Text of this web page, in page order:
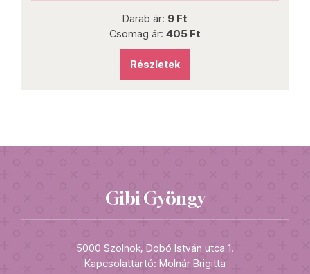
Darab ár: 9 Ft
Csomag ár: 405 Ft
Részletek
Gibi Gyöngy
5000 Szolnok, Dobó István utca 1.
Kapcsolattartó: Molnár Brigitta